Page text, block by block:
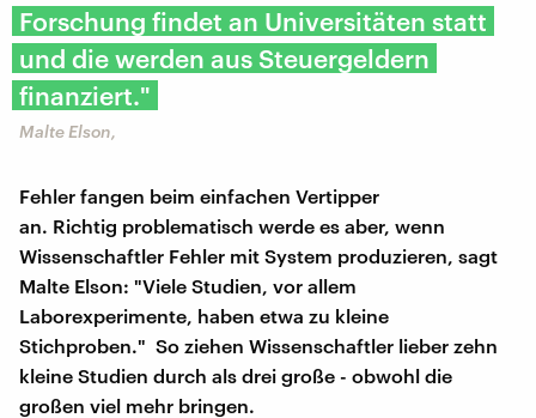
Forschung findet an Universitäten statt
und die werden aus Steuergeldern
finanziert."
Malte Elson,
Fehler fangen beim einfachen Vertipper
an. Richtig problematisch werde es aber, wenn
Wissenschaftler Fehler mit System produzieren, sagt
Malte Elson: "Viele Studien, vor allem
Laborexperimente, haben etwa zu kleine
Stichproben." So ziehen Wissenschaftler lieber zehn
kleine Studien durch als drei große - obwohl die
großen viel mehr bringen.